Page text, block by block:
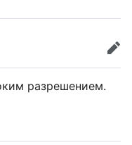
разрешением.